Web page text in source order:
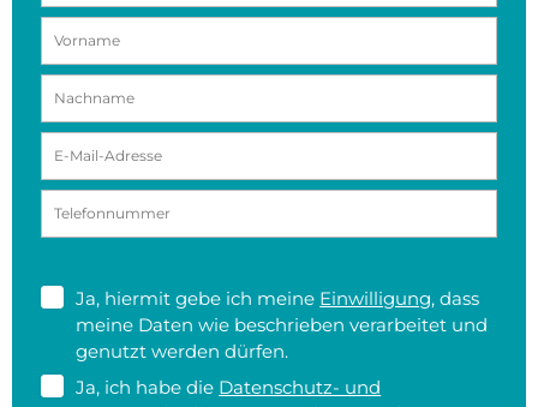
Ja, hiermit gebe ich meine Einwilligung, dass
meine Daten wie beschrieben verarbeitet und
genutzt werden dürfen.
Ja, ich habe die Datenschutz- und